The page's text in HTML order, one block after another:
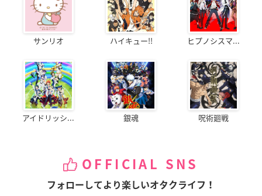
サンリオ ハイキュー!! ヒプノシスマ...
アイドリッシ... 銀魂 呪術廻戦
OFFICIAL SNS
フォローしてより楽しいオタクライフ！